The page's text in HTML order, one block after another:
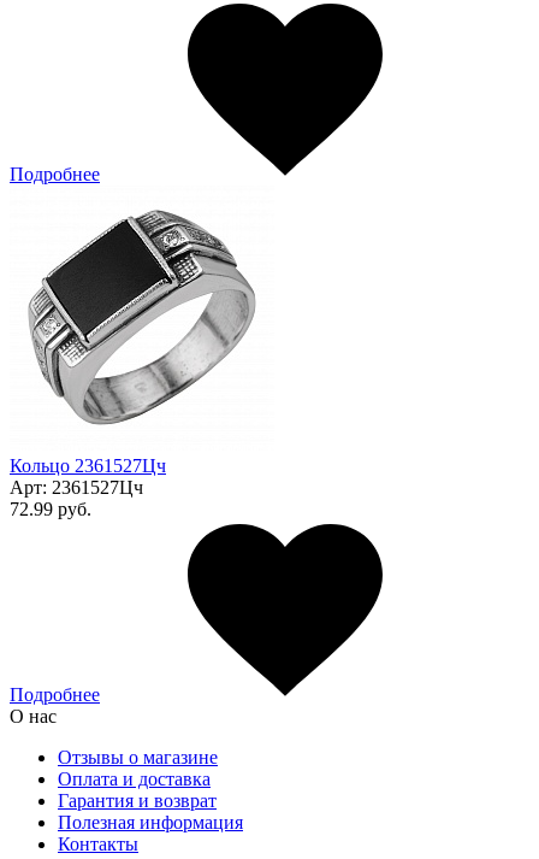
Подробнее
Кольцо 2361527Цч
Арт: 2361527Цч
72.99 руб.
Подробнее
О нас
Отзывы о магазине
Оплата и доставка
Гарантия и возврат
Полезная информация
Контакты